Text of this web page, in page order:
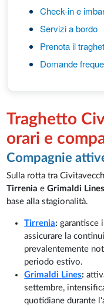
Check-in e
Servizi a bordo
Prenota il
Domande
Traghetto
orari e
Compagnie
Sulla rotta tra
Tirrenia eGrimaldi Lines
base alla stagionalità.
Tirrenia: garantisce
assicurare la
prevalentemente
periodo estivo.
Grimaldi Lines:
settembre,
quotidiane durante